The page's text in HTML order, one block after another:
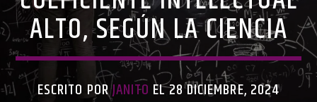
ALTO, SEGÚN LA CIENCIA
ESCRITO PORJANITO EL 28 DICIEMBRE, 2024